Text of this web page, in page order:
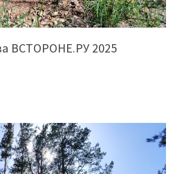
ВСТОРОНЕ.РУ 2025